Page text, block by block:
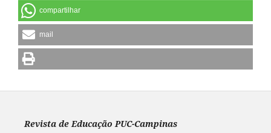
compartilhar
mail
Revista de Educação PUC-Campinas